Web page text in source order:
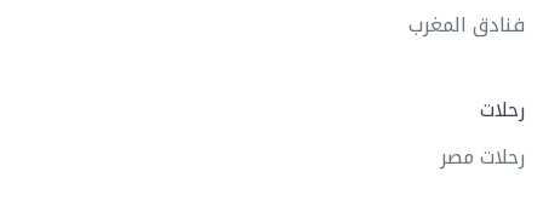
فنادق المغرب
رحلات
رحلات مصر